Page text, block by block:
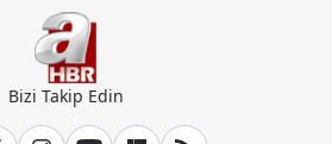
Bizi Takip Edin